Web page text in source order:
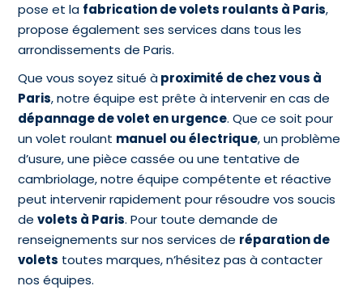
pose et la fabrication de volets roulants à Paris,
propose également ses services dans tous les
arrondissements de Paris.
Que vous soyez situé àproximité de chez vous à
Paris, notre équipe est prête à intervenir en cas de
dépannage de volet en urgence. Que ce soit pour
un volet roulant manuel ou électrique, un problème
d’usure, une pièce cassée ou une tentative de
cambriolage, notre équipe compétente et réactive
peut intervenir rapidement pour résoudre vos soucis
devolets à Paris. Pour toute demande de
renseignements sur nos services de réparation de
volets toutes marques, n’hésitez pas à contacter
nos équipes.